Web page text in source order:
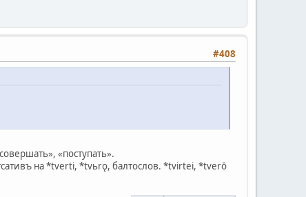
#408
«поступать».
на *tverti, *tvьrǫ, балтослов. *tvirtei, *tverō